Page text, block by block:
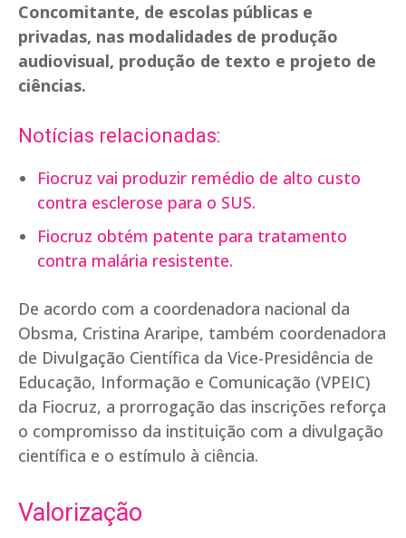
Concomitante, de escolas públicas e
privadas, nas modalidades de produção
audiovisual, produção de texto e projeto de
ciências.
Notícias relacionadas:
Fiocruz vai produzir remédio de alto custo
contra esclerose para o SUS.
Fiocruz obtém patente para tratamento
contra malária resistente.
De acordo com a coordenadora nacional da
Obsma, Cristina Araripe, também coordenadora
de Divulgação Científica da Vice-Presidência de
Educação, Informação e Comunicação (VPEIC)
da Fiocruz, a prorrogação das inscrições reforça
o compromisso da instituição com a divulgação
científica e o estímulo à ciência.
Valorização